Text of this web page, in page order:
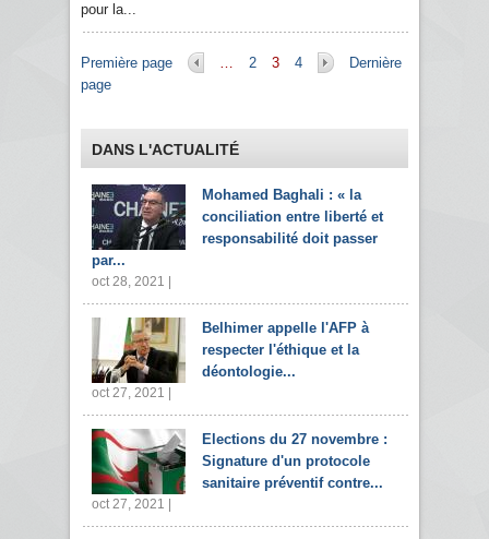
pour la...
Pages
Première page … 2 3 4
Dernière
page
DANS L'ACTUALITÉ
Mohamed Baghali : « la
conciliation entre liberté et
responsabilité doit passer
par...
oct 28, 2021 |
Belhimer appelle l'AFP à
respecter l'éthique et la
déontologie...
oct 27, 2021 |
Elections du 27 novembre :
Signature d'un protocole
sanitaire préventif contre...
oct 27, 2021 |